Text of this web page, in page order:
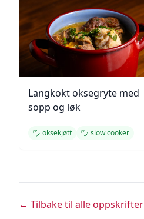
Langkokt oksegryte med
sopp og løk
oksekjøtt slow cooker
← Tilbake til alle oppskrifter